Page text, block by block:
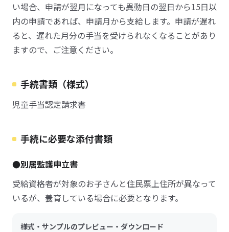
い場合、申請が翌月になっても異動日の翌日から15日以
内の申請であれば、申請月から支給します。申請が遅れ
ると、遅れた月分の手当を受けられなくなることがあり
ますので、ご注意ください。
手続書類（様式）
児童手当認定請求書
手続に必要な添付書類
●別居監護申立書
受給資格者が対象のお子さんと住民票上住所が異なって
いるが、養育している場合に必要となります。
様式・サンプルのプレビュー・ダウンロード